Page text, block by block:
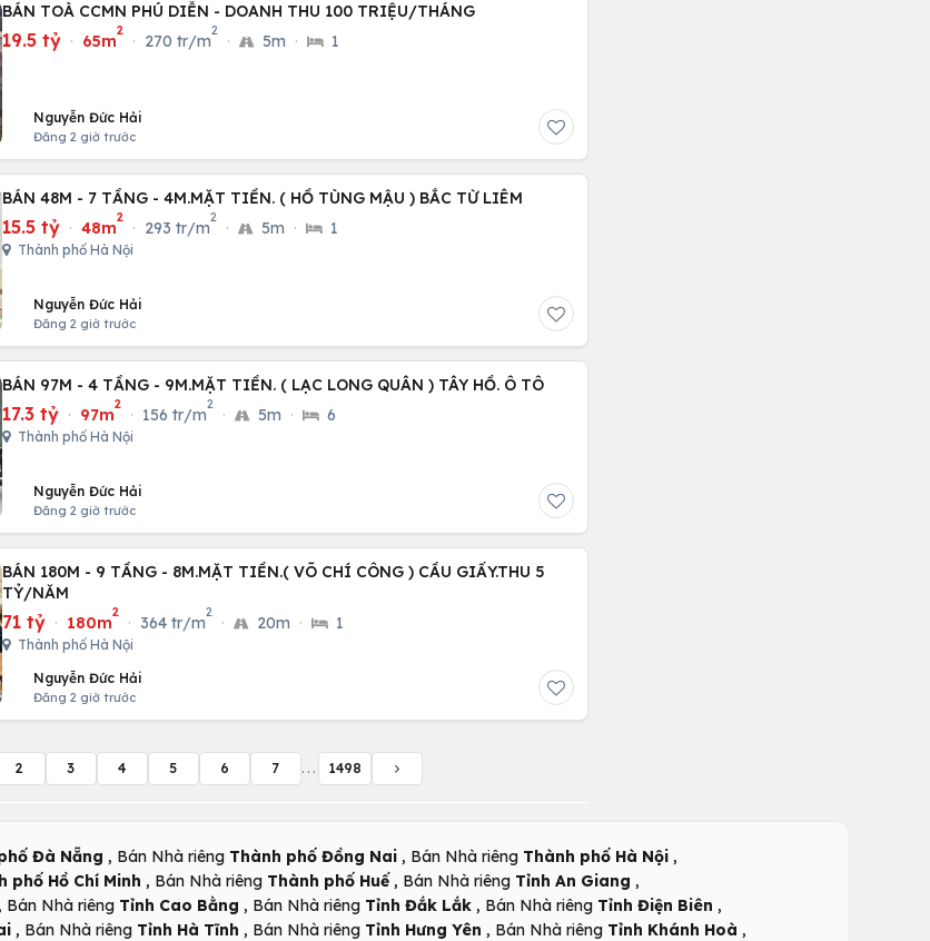
BÁN TOÀ CCMN PHÚ DIỄN - DOANH THU 100 TRIỆU/THÁNG
19.5 tỷ · 65m
2
· 270 tr/m
2
· 5m · 1
Nguyễn Đức Hải
Đăng 2 giờ trước
BÁN 48M - 7 TẦNG - 4M.MẶT TIỀN. ( HỒ TÙNG MẬU ) BẮC TỪ LIÊM
15.5 tỷ · 48m
2
· 293 tr/m
2
· 5m · 1
Thành phố Hà Nội
Nguyễn Đức Hải
Đăng 2 giờ trước
BÁN 97M - 4 TẦNG - 9M.MẶT TIỀN. ( LẠC LONG QUÂN ) TÂY HỒ. Ô TÔ
17.3 tỷ · 97m
2
· 156 tr/m
2
· 5m · 6
Thành phố Hà Nội
Nguyễn Đức Hải
Đăng 2 giờ trước
BÁN 180M - 9 TẦNG - 8M.MẶT TIỀN.( VÕ CHÍ CÔNG ) CẦU GIẤY.THU 5
TỶ/NĂM
71 tỷ · 180m
2
· 364 tr/m
2
· 20m · 1
Thành phố Hà Nội
Nguyễn Đức Hải
Đăng 2 giờ trước
2 3 4 5 6 7 ... 1498
Đà Nẵng , Bán Nhà riêng Thành phố Đồng Nai , Bán Nhà riêng Thành phố Hà Nội ,
phố Hồ Chí Minh , Bán Nhà riêng Thành phố Huế , Bán Nhà riêng Tỉnh An Giang ,
Bán Nhà riêng Tỉnh Cao Bằng , Bán Nhà riêng Tỉnh Đắk Lắk , Bán Nhà riêng Tỉnh Điện Biên ,
, Bán Nhà riêng Tỉnh Hà Tĩnh , Bán Nhà riêng Tỉnh Hưng Yên , Bán Nhà riêng Tỉnh Khánh Hoà ,